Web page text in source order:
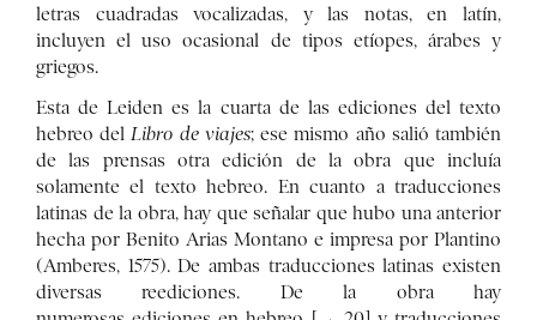
letras cuadradas vocalizadas, y las notas, en latín,
incluyen el uso ocasional de tipos etíopes, árabes y
griegos.
Esta de Leiden es la cuarta de las ediciones del texto
hebreo delLibro de viajes; ese mismo año salió también
de las prensas otra edición de la obra que incluía
solamente el texto hebreo. En cuanto a traducciones
latinas de la obra, hay que señalar que hubo una anterior
hecha por Benito Arias Montano e impresa por Plantino
(Amberes, 1575). De ambas traducciones latinas existen
diversas reediciones. De la obra hay